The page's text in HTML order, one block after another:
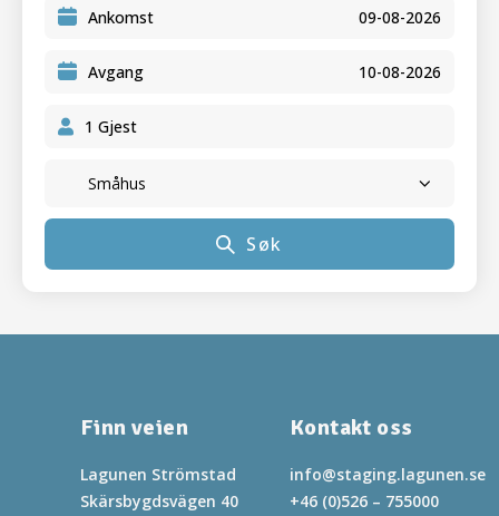
Ankomst
Avgang
Søk
Finn veien
Lagunen Strömstad
Skärsbygdsvägen 40
Kontakt oss
info@staging.lagunen.se
+46 (0)526 – 755000